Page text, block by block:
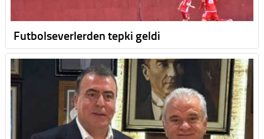
Futbolseverlerden tepki geldi